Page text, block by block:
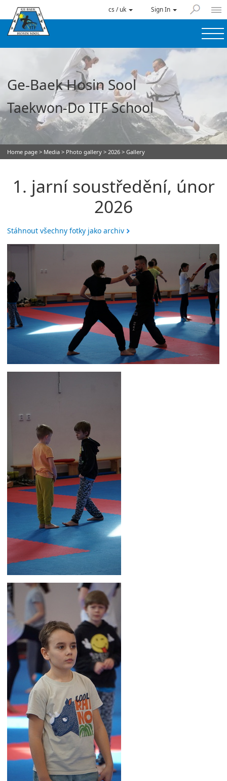
cs / uk Sign In
Ge-Baek Hosin Sool
Taekwon-Do ITF School
Home page > Media > Photo gallery > 2026 > Gallery
1. jarní soustředění, únor
2026
Stáhnout všechny fotky jako archiv